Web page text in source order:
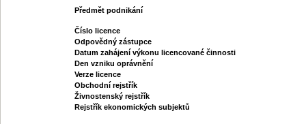
Předmět podnikání
Číslo licence
Odpovědný zástupce
Datum zahájení výkonu licencované činnosti
Den vzniku oprávnění
Verze licence
Obchodní rejstřík
Živnostenský rejstřík
Rejstřík ekonomických subjektů